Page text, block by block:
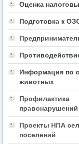
Оценка
Подготовка к
Информация по
животных
Профилактика
правонарушений
Проекты НПА
поселений